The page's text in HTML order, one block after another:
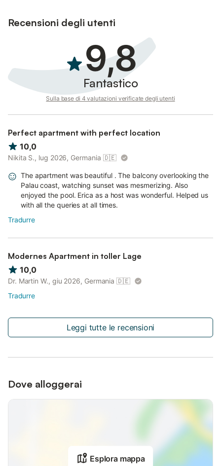
Recensioni degli utenti
9,8
Fantastico
Sulla base di 4 valutazioni verificate degli utenti
Perfect apartment with perfect location
10,0
Nikita S., lug 2026, Germania 🇩🇪
The apartment was beautiful . The balcony overlooking the
Palau coast, watching sunset was mesmerizing. Also
enjoyed the pool. Erica as a host was wonderful. Helped us
with all the queries at all times.
Tradurre
Modernes Apartment in toller Lage
10,0
Dr. Martin W., giu 2026, Germania 🇩🇪
Tradurre
Leggi tutte le recensioni
Dove alloggerai
Esplora mappa